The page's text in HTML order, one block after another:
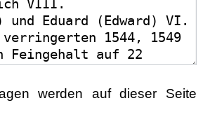
werden auf dieser Seite